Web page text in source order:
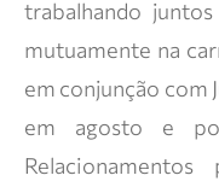
trabalhando
mutuamente na
em conjunção com
em agosto e